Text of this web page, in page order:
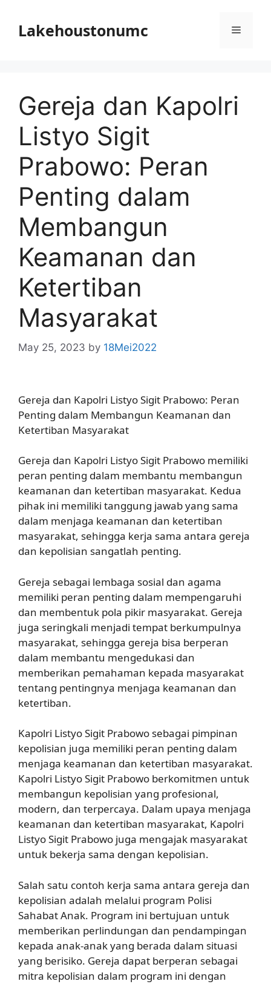
contentLakehoustonumc Menu
Gereja dan Kapolri
Listyo Sigit
Prabowo: Peran
Penting dalam
Membangun
Keamanan dan
Ketertiban
Masyarakat
May 25, 2023 by 18Mei2022
Gereja dan Kapolri Listyo Sigit Prabowo: Peran
Penting dalam Membangun Keamanan dan
Ketertiban Masyarakat
Gereja dan Kapolri Listyo Sigit Prabowo memiliki
peran penting dalam membantu membangun
keamanan dan ketertiban masyarakat. Kedua
pihak ini memiliki tanggung jawab yang sama
dalam menjaga keamanan dan ketertiban
masyarakat, sehingga kerja sama antara gereja
dan kepolisian sangatlah penting.
Gereja sebagai lembaga sosial dan agama
memiliki peran penting dalam mempengaruhi
dan membentuk pola pikir masyarakat. Gereja
juga seringkali menjadi tempat berkumpulnya
masyarakat, sehingga gereja bisa berperan
dalam membantu mengedukasi dan
memberikan pemahaman kepada masyarakat
tentang pentingnya menjaga keamanan dan
ketertiban.
Kapolri Listyo Sigit Prabowo sebagai pimpinan
kepolisian juga memiliki peran penting dalam
menjaga keamanan dan ketertiban masyarakat.
Kapolri Listyo Sigit Prabowo berkomitmen untuk
membangun kepolisian yang profesional,
modern, dan terpercaya. Dalam upaya menjaga
keamanan dan ketertiban masyarakat, Kapolri
Listyo Sigit Prabowo juga mengajak masyarakat
untuk bekerja sama dengan kepolisian.
Salah satu contoh kerja sama antara gereja dan
kepolisian adalah melalui program Polisi
Sahabat Anak. Program ini bertujuan untuk
memberikan perlindungan dan pendampingan
kepada anak-anak yang berada dalam situasi
yang berisiko. Gereja dapat berperan sebagai
mitra kepolisian dalam program ini dengan